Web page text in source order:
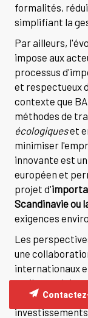
formalités,
simplifiant la
Par ailleurs,
impose aux
processus
et respectueux
contexte que
méthodes de
écologiqueset
minimiser
innovante est
européen et
projet d'
Scandinavie ou
exigences
Les
une
internationaux
outils
service